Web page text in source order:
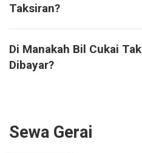
Taksiran?
Di Manakah Bil Cukai
Dibayar?
Sewa Gerai